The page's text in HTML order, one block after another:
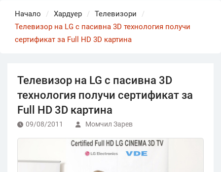
Начало Хардуер
Телевизори
Телевизор на LG с пасивна 3D технология получи
сертификат за Full HD 3D картина
Телевизор на LG с пасивна 3D
технология получи сертификат за
Full HD 3D картина
09/08/2011 Момчил Зарев